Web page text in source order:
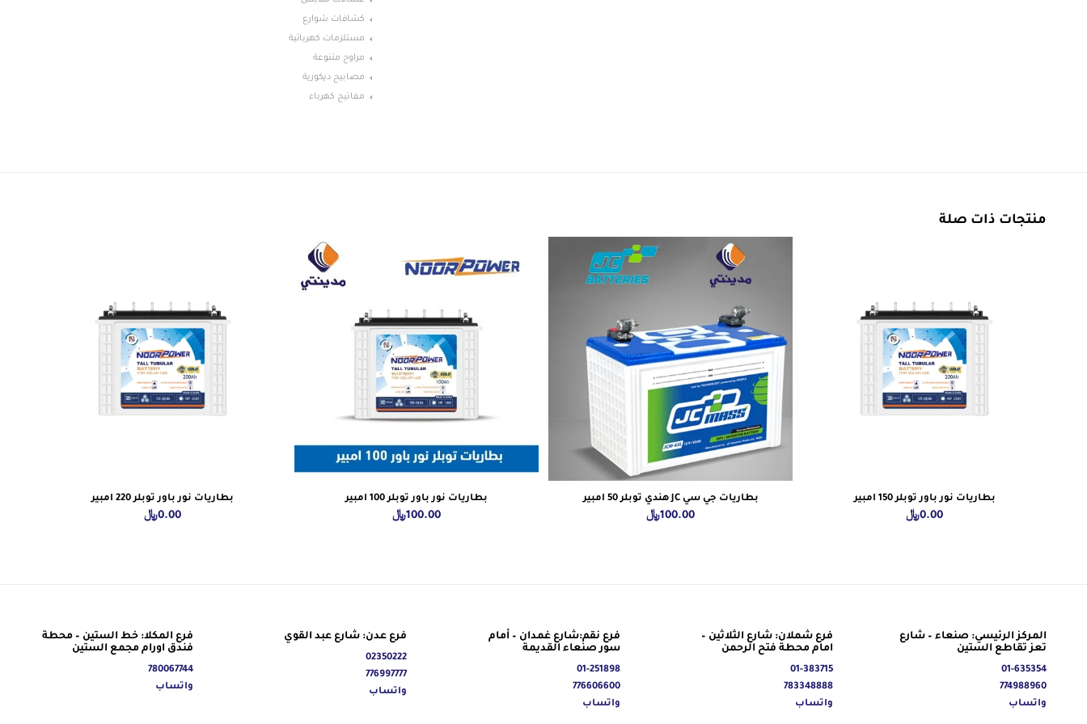
كشافات شوارع
مستلزمات كهربائية
مراوح متنوعة
مصابيح ديكورية
مفاتيج كهرباء
منتجات ذات صلة
بطاريات نور باور توبلر 150 امبير
0.00﷼
بطاريات جي سي JC هندي توبلر 50 امبير
100.00﷼
بطاريات نور باور توبلر 100 امبير
100.00﷼
بطاريات نور باور توبلر 220 امبير
0.00﷼
المركز الرئيسي: صنعاء – شارع
تعز تقاطع الستين
01-635354
774988960
واتساب
فرع شملان: شارع الثلاثين –
امام محطة فتح الرحمن
01-383715
783348888
واتساب
فرع نقم:شارع غمدان – أمام
سور صنعاء القديمة
01-251898
776606600
واتساب
فرع عدن: شارع عبد القوي
02350222
776997777
واتساب
فرع المكلا: خط الستين – محطة
فندق اورام مجمع الستين
780067744
واتساب